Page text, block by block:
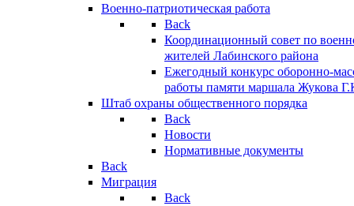
Военно-патриотическая работа
Back
Координационный совет по
жителей Лабинского района
Ежегодный конкурс оборонно-
работы памяти маршала Жукова
Штаб охраны общественного порядка
Back
Новости
Нормативные документы
Back
Миграция
Back